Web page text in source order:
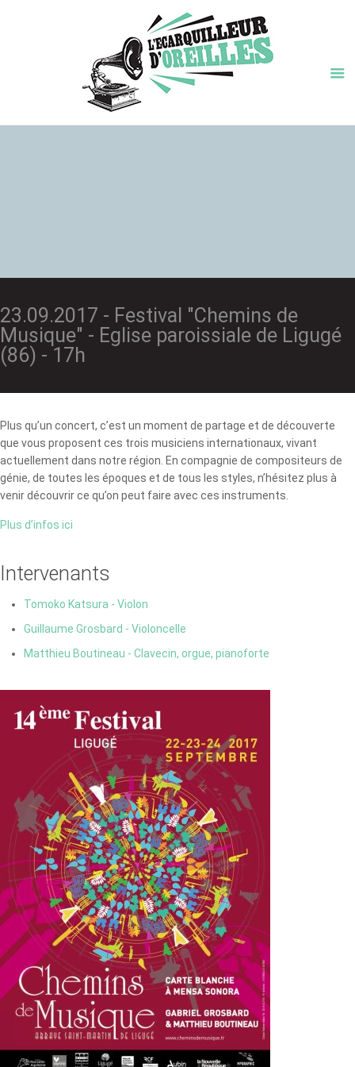
23.09.2017 - Festival "Chemins de
Musique" - Eglise paroissiale de Ligugé
(86) - 17h
Plus qu’un concert, c’est un moment de partage et de découverte
que vous proposent ces trois musiciens internationaux, vivant
actuellement dans notre région. En compagnie de compositeurs de
génie, de toutes les époques et de tous les styles, n’hésitez plus à
venir découvrir ce qu’on peut faire avec ces instruments.
Plus d’infos ici
Intervenants
Tomoko Katsura - Violon
Guillaume Grosbard - Violoncelle
Matthieu Boutineau - Clavecin, orgue, pianoforte